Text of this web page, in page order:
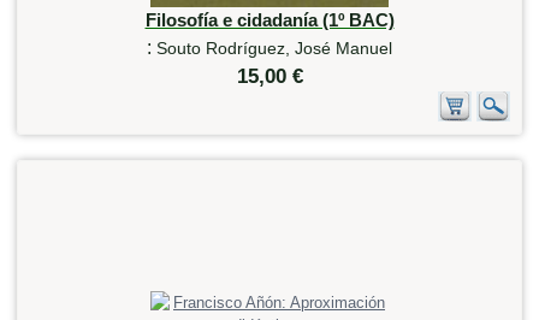
Filosofía e cidadanía (1º BAC)
: Souto Rodríguez, José Manuel
15,00 €